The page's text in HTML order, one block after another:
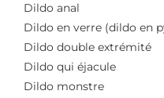
Dildo anal
Dildo en verre (dildo en
Dildo double extrémité
Dildo qui éjacule
Dildo monstre